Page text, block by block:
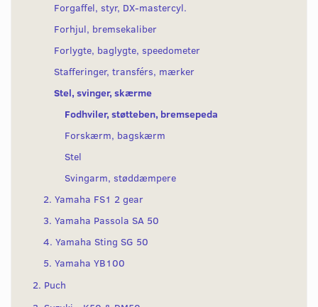
Forgaffel, styr, DX-mastercyl.
Forhjul, bremsekaliber
Forlygte, baglygte, speedometer
Stafferinger, transférs, mærker
Stel, svinger, skærme
Fodhviler, støtteben, bremsepeda
Forskærm, bagskærm
Stel
Svingarm, støddæmpere
2. Yamaha FS1 2 gear
3. Yamaha Passola SA 50
4. Yamaha Sting SG 50
5. Yamaha YB100
2. Puch